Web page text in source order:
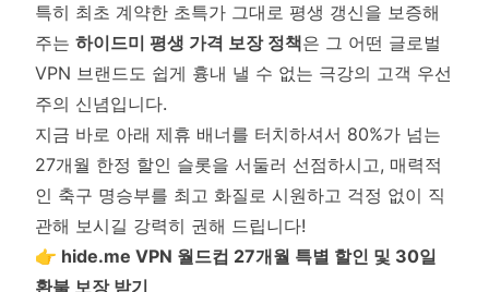
특히 최초 계약한 초특가 그대로 평생 갱신을 보증해
주는 하이드미 평생 가격 보장 정책은 그 어떤 글로벌
VPN 브랜드도 쉽게 흉내 낼 수 없는 극강의 고객 우선
주의 신념입니다.
지금 바로 아래 제휴 배너를 터치하셔서 80%가 넘는
27개월 한정 할인 슬롯을 서둘러 선점하시고, 매력적
인 축구 명승부를 최고 화질로 시원하고 걱정 없이 직
관해 보시길 강력히 권해 드립니다!
👉 hide.me VPN 월드컵 27개월 특별 할인 및 30일
환불 보장 받기